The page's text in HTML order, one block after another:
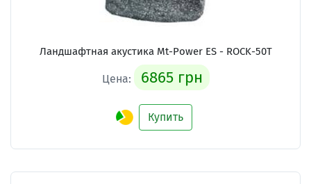
Ландшафтная акустика Mt-Power ES - ROCK-50T
Цена: 6865 грн
Купить